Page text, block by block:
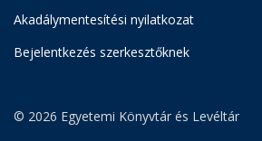
Akadálymentesítési nyilatkozat
Bejelentkezés szerkesztőknek
© 2026 Egyetemi Könyvtár és Levéltár